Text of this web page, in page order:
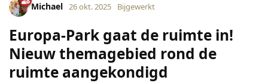
Michael 26 okt. 2025 Bijgewerkt
Europa-Park gaat de ruimte in!
Nieuw themagebied rond de
ruimte aangekondigd